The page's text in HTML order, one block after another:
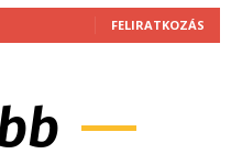
FELIRATKOZÁS